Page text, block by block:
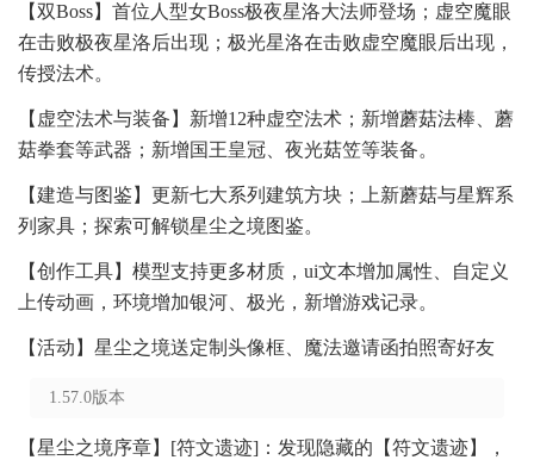
【双Boss】首位人型女Boss极夜星洛大法师登场；虚空魔眼
在击败极夜星洛后出现；极光星洛在击败虚空魔眼后出现，
传授法术。
【虚空法术与装备】新增12种虚空法术；新增蘑菇法棒、蘑
菇拳套等武器；新增国王皇冠、夜光菇笠等装备。
【建造与图鉴】更新七大系列建筑方块；上新蘑菇与星辉系
列家具；探索可解锁星尘之境图鉴。
【创作工具】模型支持更多材质，ui文本增加属性、自定义
上传动画，环境增加银河、极光，新增游戏记录。
【活动】星尘之境送定制头像框、魔法邀请函拍照寄好友
1.57.0版本
【星尘之境序章】[符文遗迹]：发现隐藏的【符文遗迹】，